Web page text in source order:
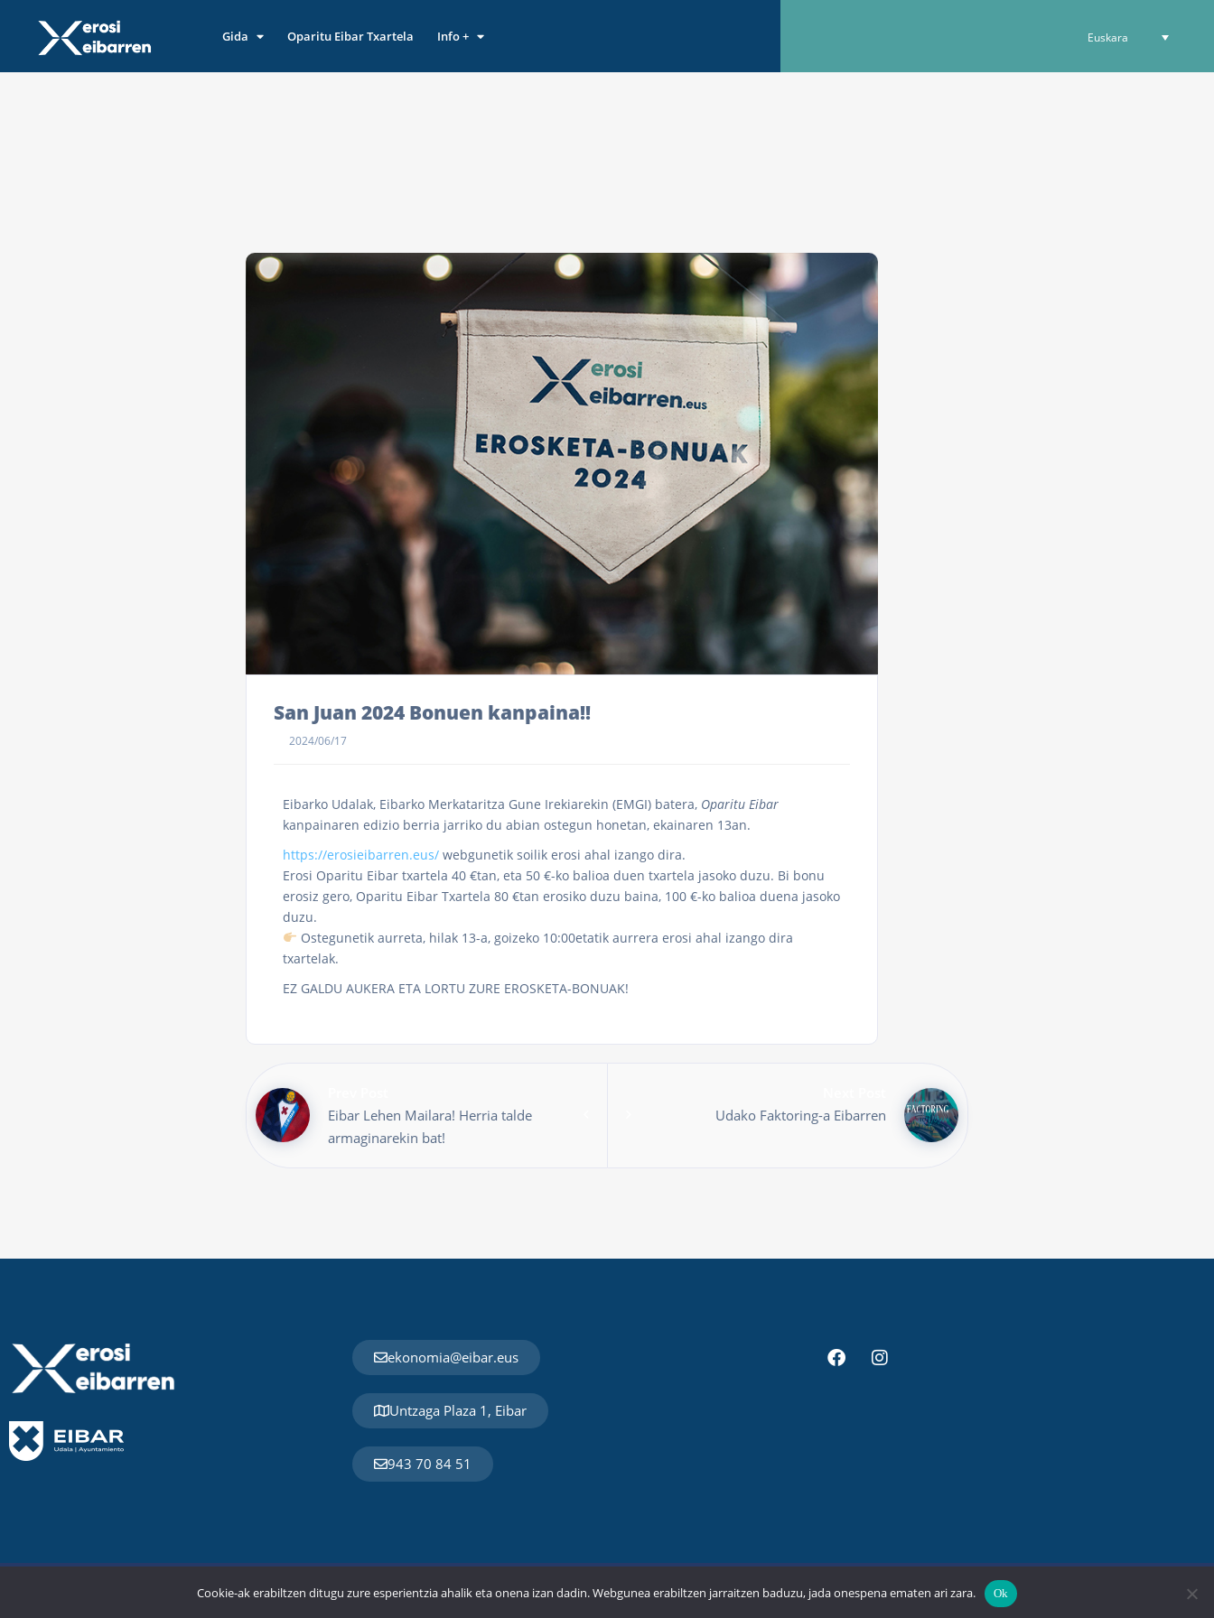
Euskara
Gida Oparitu Eibar Txartela Info +
San Juan 2024 Bonuen kanpaina!!
2024/06/17
Eibarko Udalak, Eibarko Merkataritza Gune Irekiarekin (EMGI) batera, Oparitu Eibar
kanpainaren edizio berria jarriko du abian ostegun honetan, ekainaren 13an.
https://erosieibarren.eus/ webgunetik soilik erosi ahal izango dira.
Erosi Oparitu Eibar txartela 40 €tan, eta 50 €-ko balioa duen txartela jasoko duzu. Bi bonu
erosiz gero, Oparitu Eibar Txartela 80 €tan erosiko duzu baina, 100 €-ko balioa duena jasoko
duzu.
Ostegunetik aurreta, hilak 13-a, goizeko 10:00etatik aurrera erosi ahal izango dira
txartelak.
EZ GALDU AUKERA ETA LORTU ZURE EROSKETA-BONUAK!
Eibar Lehen Mailara! Herria talde
armaginarekin bat!
Udako Faktoring-a Eibarren
ekonomia@eibar.eus
Untzaga Plaza 1, Eibar
943 70 84 51
Lege Oharra Pribatutasun politika Cookie-en Politika
Cookie-ak erabiltzen ditugu zure esperientzia ahalik eta onena izan dadin. Webgunea erabiltzen jarraitzen baduzu, jada onespena ematen ari zara. Ok